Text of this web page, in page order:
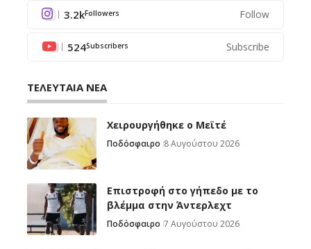
3.2kFollowers Follow
524Subscribers Subscribe
ΤΕΛΕΥΤΑΙΑ ΝΕΑ
Χειρουργήθηκε ο Μεϊτέ
Ποδόσφαιρο 8 Αυγούστου 2026
Επιστροφή στο γήπεδο με το
βλέμμα στην Άντερλεχτ
Ποδόσφαιρο 7 Αυγούστου 2026